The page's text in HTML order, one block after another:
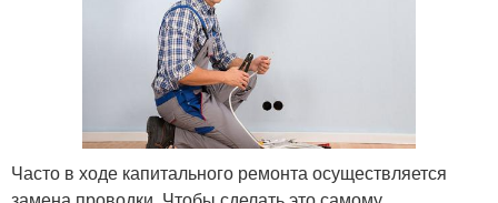
Часто в ходе капитального ремонта осуществляется